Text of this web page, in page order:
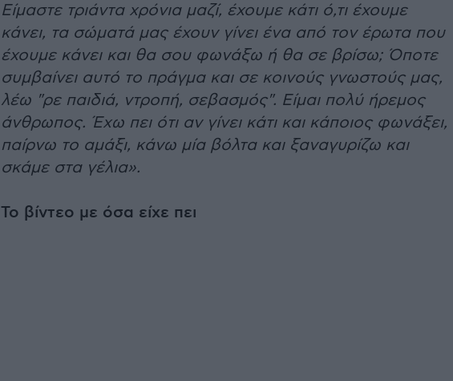
Είμαστε τριάντα χρόνια μαζί, έχουμε κάτι ό,τι έχουμε
κάνει, τα σώματά μας έχουν γίνει ένα από τον έρωτα που
έχουμε κάνει και θα σου φωνάξω ή θα σε βρίσω; Όποτε
συμβαίνει αυτό το πράγμα και σε κοινούς γνωστούς μας,
λέω "ρε παιδιά, ντροπή, σεβασμός". Είμαι πολύ ήρεμος
άνθρωπος. Έχω πει ότι αν γίνει κάτι και κάποιος φωνάξει,
παίρνω το αμάξι, κάνω μία βόλτα και ξαναγυρίζω και
σκάμε στα γέλια».
Το βίντεο με όσα είχε πει